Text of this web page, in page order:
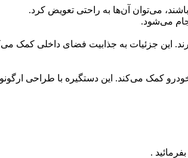
می‌توان آن‌ها به راحتی تعویض کرد.
می‌شود.
این جزئیات به جذابیت فضای داخلی کمک
کمک می‌کند. این دستگیره با طراحی
.